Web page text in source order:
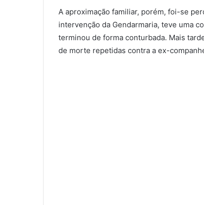
A aproximação familiar, porém, foi-se
intervenção da Gendarmaria, teve uma
terminou de forma conturbada. Mais
de morte repetidas contra a ex-